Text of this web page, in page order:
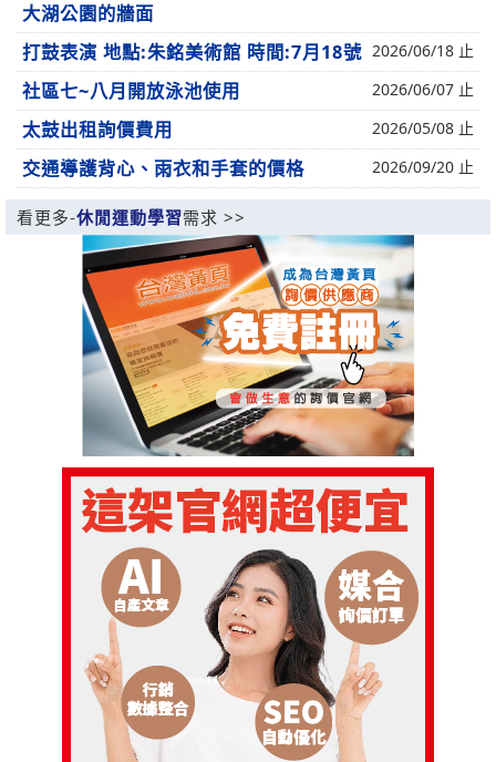
大湖公園的牆面
打鼓表演 地點:朱銘美術館 時間:7月18號 2026/06/18 止
社區七~八月開放泳池使用 2026/06/07 止
太鼓出租詢價費用 2026/05/08 止
交通導護背心、雨衣和手套的價格 2026/09/20 止
看更多-休閒運動學習需求 >>